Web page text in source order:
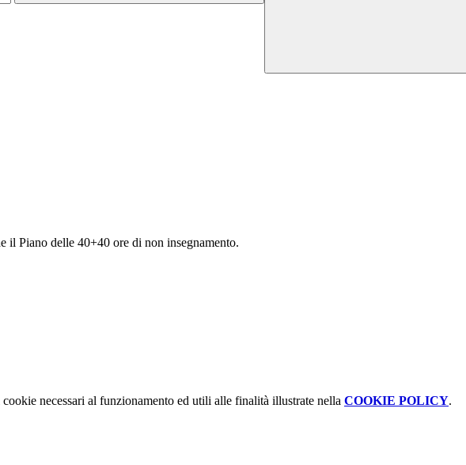
il Piano delle 40+40 ore di non insegnamento.
necessari al funzionamento ed utili alle finalità illustrate nella COOKIE POLICY.